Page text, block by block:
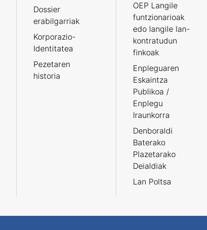
Dossier
erabilgarriak
Korporazio-
Identitatea
Pezetaren
historia
OEP Langile
funtzionarioak
edo langile lan-
kontratudun
finkoak
Enpleguaren
Eskaintza
Publikoa /
Enplegu
Iraunkorra
Denboraldi
Baterako
Plazetarako
Deialdiak
Lan Poltsa